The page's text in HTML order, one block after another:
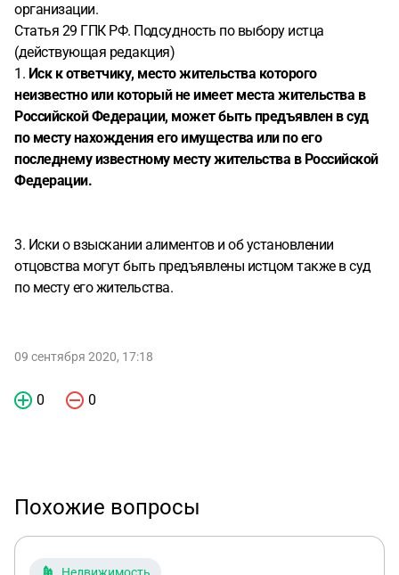
организации.
Статья 29 ГПК РФ. Подсудность по выбору истца
(действующая редакция)
1. Иск к ответчику, место жительства которого
неизвестно или который не имеет места жительства в
Российской Федерации, может быть предъявлен в суд
по месту нахождения его имущества или по его
последнему известному месту жительства в Российской
Федерации.
3. Иски о взыскании алиментов и об установлении
отцовства могут быть предъявлены истцом также в суд
по месту его жительства.
09 сентября 2020, 17:18
0 0
Похожие вопросы